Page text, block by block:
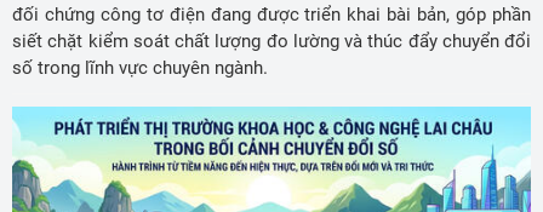
đối chứng công tơ điện đang được triển khai bài bản, góp phần
siết chặt kiểm soát chất lượng đo lường và thúc đẩy chuyển đổi
số trong lĩnh vực chuyên ngành.